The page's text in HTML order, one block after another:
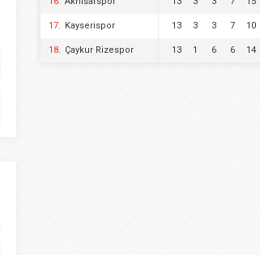
17. Kayserispor 13 3 3 7 10
18. Çaykur Rizespor 13 1 6 6 14